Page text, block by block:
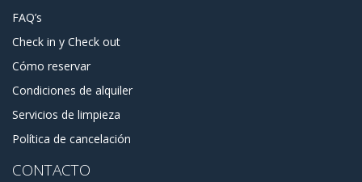
FAQ’s
Check in y Check out
Cómo reservar
Condiciones de alquiler
Servicios de limpieza
Política de cancelación
CONTACTO